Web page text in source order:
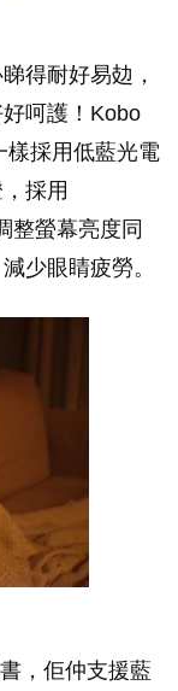
得耐好易攰，
呵護！Kobo
樣採用低藍光電
採用
整螢幕亮度同
少眼睛疲勞。
，佢仲支援藍